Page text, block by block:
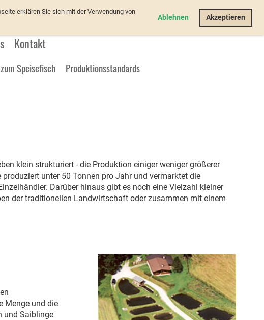
erklären Sie sich mit der Verwendung von
Ablehnen AkzeptierenLogin
Kontakt
Speisefisch Produktionsstandards
klein strukturiert - die Produktion einiger weniger größerer
unter 50 Tonnen pro Jahr und vermarktet die
Darüber hinaus gibt es noch eine Vielzahl kleiner
der traditionellen Landwirtschaft oder zusammen mit einem
Menge und die
und Saiblinge